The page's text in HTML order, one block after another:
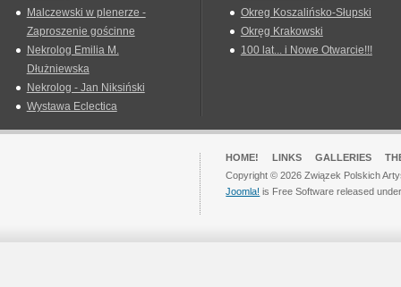
Malczewski w plenerze -
Zaproszenie gościnne
Nekrolog Emilia M.
Dłużniewska
Nekrolog - Jan Niksiński
Wystawa Eclectica
Okreg Koszalińsko-Słupski
Okręg Krakowski
100 lat... i Nowe Otwarcie!!!
HOME! LINKS GALLERIES
Copyright © 2026 Związek Polskich
Joomla! is Free Software released